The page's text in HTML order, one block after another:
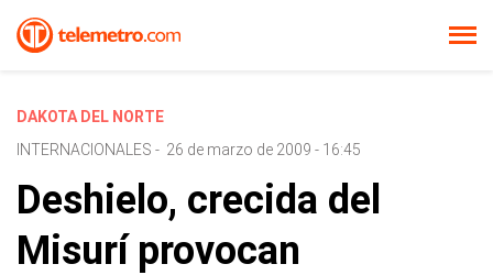
DAKOTA DEL NORTE
INTERNACIONALES - 26 de marzo de 2009 - 16:45
Deshielo, crecida del
Misurí provocan